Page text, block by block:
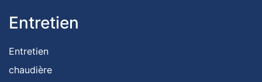
Entretien
Entretien
chaudière